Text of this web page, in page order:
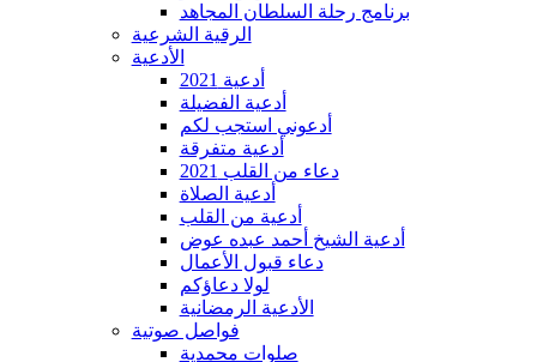
برنامج رحلة السلطان المجاهد
الرقية الشرعية
الأدعية
أدعية 2021
أدعية الفضيلة
أدعوني استجب لكم
أدعية متفرقة
دعاء من القلب 2021
أدعية الصلاة
أدعية من القلب
أدعية الشيخ أحمد عبده عوض
دعاء قبول الأعمال
لولا دعاؤكم
الأدعية الرمضانية
فواصل صوتية
صلوات محمدية